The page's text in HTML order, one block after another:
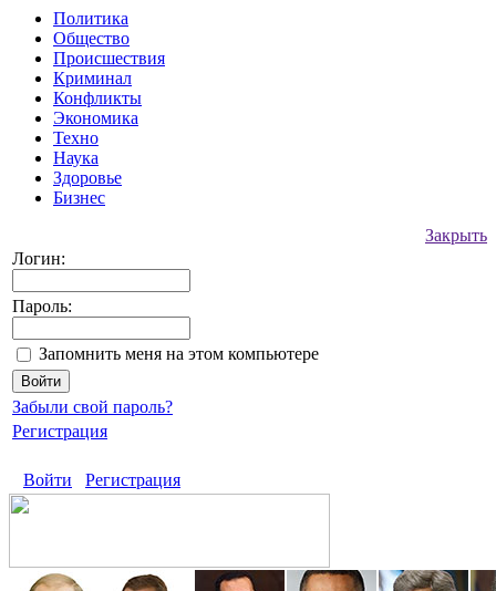
Политика
Общество
Происшествия
Криминал
Конфликты
Экономика
Техно
Наука
Здоровье
Бизнес
Закрыть
Логин:
Пароль:
Запомнить меня на этом компьютере
Забыли свой пароль?
Регистрация
Войти Регистрация